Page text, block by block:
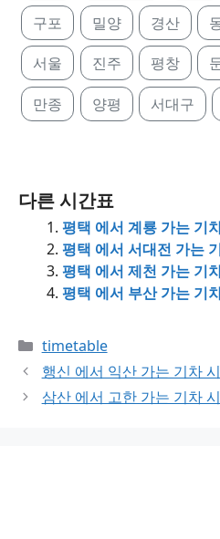
구포 밀양 경산
서울 진주 평창
만종 양평 서대구
다른 시간표
평택 에서 계룡 가는 기
평택 에서 서대전 가는
평택 에서 제천 가는 기
평택 에서 부산 가는 기
Categories
timetable
행신 에서 익산 가는 기차
삼산 에서 고한 가는 기차